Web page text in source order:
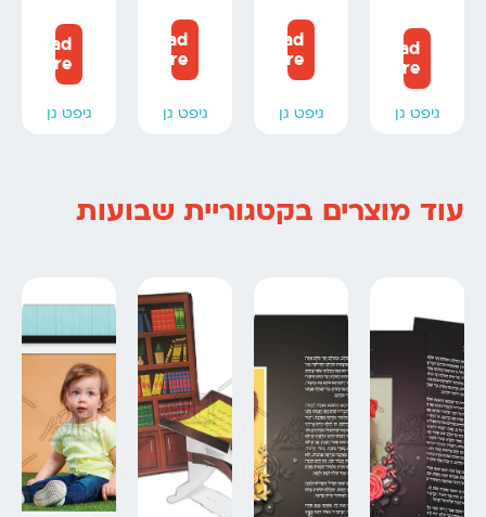
Read
more
גיפט גן
Read
more
גיפט גן
Read
more
גיפט גן
Read
more
גיפט גן
עוד מוצרים בקטגוריית שבועות